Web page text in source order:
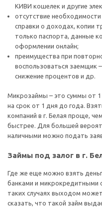
КИВИ кошелек и другие
отсутствие
справки о доходах, копии
только паспорта, данные
оформлении онлайн;
преимущества при
воспользоваться заемщик
снижение процентов и др.
Микрозаймы – это суммы от 1
на срок от 1 дня до года.
компаний в г. Белая проще,
быстрее. Для большей
наличными можно подать
Займы под залог в г.
Где же еще можно взять
банками и микрокредитными
таких случаях выходом
сказать, что такой займ